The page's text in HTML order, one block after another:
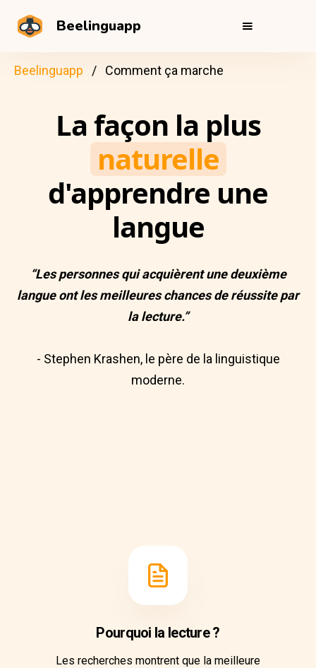
Beelinguapp
Beelinguapp Comment ça marche
La façon la plus
naturelle
d'apprendre une
langue
“Les personnes qui acquièrent une deuxième
langue ont les meilleures chances de réussite par
la lecture.”
- Stephen Krashen, le père de la linguistique
moderne.
Pourquoi la lecture ?
Les recherches montrent que la meilleure